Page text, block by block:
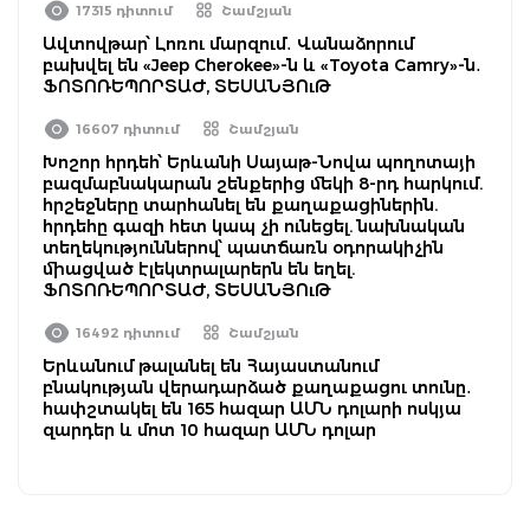
17315 դիտում Շամշյան
Ավտովթար՝ Լոռու մարզում․ Վանաձորում
բախվել են «Jeep Cherokee»-ն և «Toyota Camry»-ն․
ՖՈՏՈՌԵՊՈՐՏԱԺ, ՏԵՍԱՆՅՈւԹ
16607 դիտում Շամշյան
Խոշոր հրդեհ՝ Երևանի Սայաթ-Նովա պողոտայի
բազմաբնակարան շենքերից մեկի 8-րդ հարկում.
հրշեջները տարհանել են քաղաքացիներին.
հրդեհը գազի հետ կապ չի ունեցել. նախնական
տեղեկություններով՝ պատճառն օդորակիչին
միացված էլեկտրալարերն են եղել.
ՖՈՏՈՌԵՊՈՐՏԱԺ, ՏԵՍԱՆՅՈւԹ
16492 դիտում Շամշյան
Երևանում թալանել են Հայաստանում
բնակության վերադարձած քաղաքացու տունը․
հափշտակել են 165 հազար ԱՄՆ դոլարի ոսկյա
զարդեր և մոտ 10 հազար ԱՄՆ դոլար